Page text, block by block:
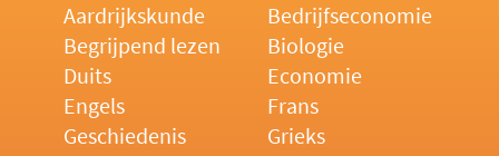
Aardrijkskunde
Bedrijfseconomie
Begrijpend lezen
Biologie
Duits
Economie
Engels
Frans
Geschiedenis
Grieks